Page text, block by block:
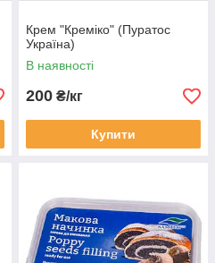
Крем "Креміко" (Пуратос
Україна)
В наявності
200 ₴/кг
Купити